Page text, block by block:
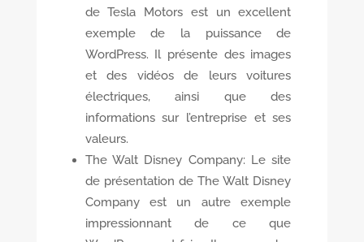
de Tesla Motors est un excellent
exemple de la puissance de
WordPress. Il présente des images
et des vidéos de leurs voitures
électriques, ainsi que des
informations sur l’entreprise et ses
valeurs.
The Walt Disney Company: Le site
de présentation de The Walt Disney
Company est un autre exemple
impressionnant de ce que